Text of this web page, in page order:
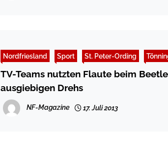
Nordfriesland Sport St. Peter-Ording
TV-Teams nutzten Flaute beim
ausgiebigen Drehs
NF-Magazine 17. Juli 2013